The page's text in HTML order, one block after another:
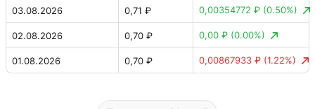
0,39 ₴ 0,00490607 ₴ (1.23%)
0,40 ₴ 0,00302676 ₴ (0.75%)
0,40 ₴ 0,00707828 ₴ (1.79%)
03.08.2026 0,71 ₽ 0,00354772 ₽ (0.50%)
02.08.2026 0,70 ₽ 0,00 ₽ (0.00%)
01.08.2026 0,70 ₽ 0,00867933 ₽ (1.22%)